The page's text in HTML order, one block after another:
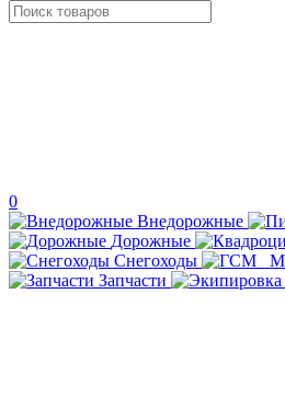
0
Внедорожные
Дорожные
Снегоходы
Запчасти